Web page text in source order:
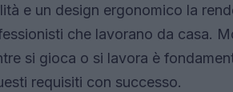
e un design ergonomico la
che lavorano da casa.
si gioca o si lavora è
requisiti con successo.